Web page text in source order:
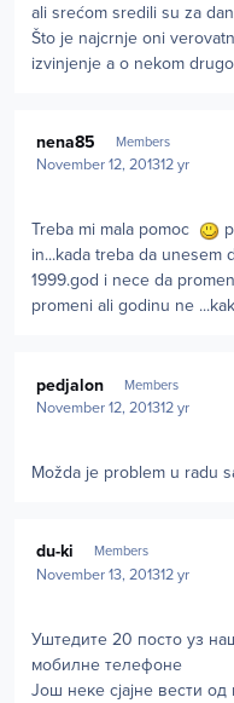
ali srećom sredili su za
Što je najcrnje oni
izvinjenje a o nekom
nena85 Members
November 12, 201312 yr
Treba mi mala pomoc
in...kada treba da unesem
1999.god i nece da
promeni ali godinu ne
pedjalon Members
November 12, 201312 yr
Možda je problem u radu
du-ki Members
November 13, 201312 yr
Уштедите 20 посто уз
мобилне телефоне
Још неке сјајне вести